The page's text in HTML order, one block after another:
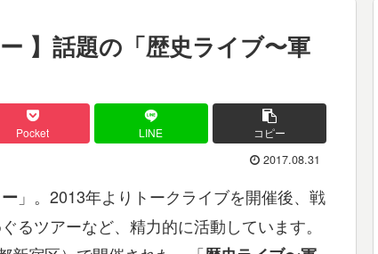
】話題の「歴史ライブ〜軍
Pocket LINE コピー
2017.08.31
」。2013年よりトークライブを開催後、戦
るツアーなど、精力的に活動しています。